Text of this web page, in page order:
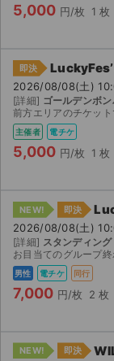
サイト情報
チケットジャム利
5,000 円/枚 1 枚
即決
2026/08/08(土)
[詳細] ゴールデンボ
前方エリアのチケットで
主催者 電チケ
5,000 円/枚 1 枚
NEW! 即決
2026/08/08(土)
[詳細] スタンディング
お目当てのグループ終わり次第(12:00
男性 電チケ 同行
7,000 円/枚 2 枚
NEW! 即決